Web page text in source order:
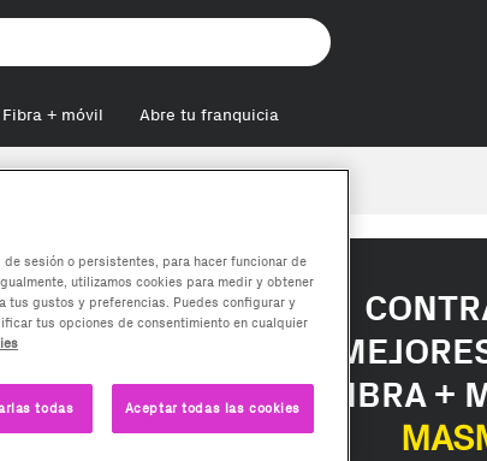
Fibra + móvil Abre tu franquicia
FIBRA +
sesión o persistentes, para hacer funcionar de
utilizamos cookies para medir y obtener
tus gustos y preferencias. Puedes configurar y
tus opciones de consentimiento en cualquier
todas Aceptar todas las cookies